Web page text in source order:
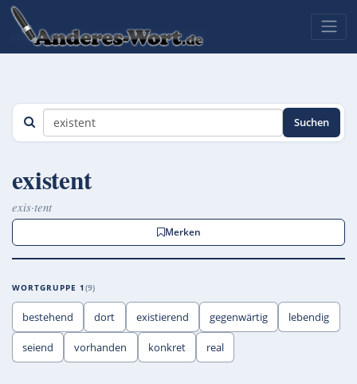
Suchen
existent
exis·tent
Merken
WORTGRUPPE 1 9
bestehend dort existierend gegenwärtig lebendig
seiend vorhanden konkret real